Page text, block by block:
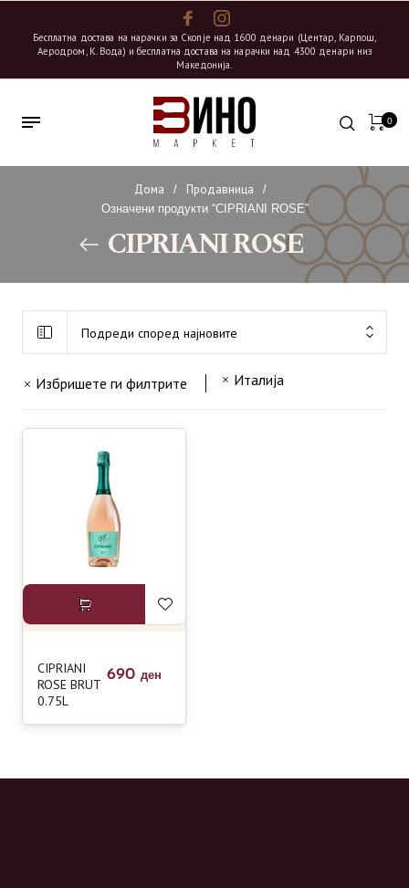
Бесплатна достава на нарачки за Скопје над 1600 денари (Центар, Карпош,
Аеродром, К. Вода) и бесплатна достава на нарачки над 4300 денари низ
Македонија.
0
Дома / Продавница
/
Означени продукти “CIPRIANI ROSE”
CIPRIANI ROSE
Подреди според најновите
Избришете ги филтрите Италија
CIPRIANI
ROSE BRUT
0.75L
690 ден